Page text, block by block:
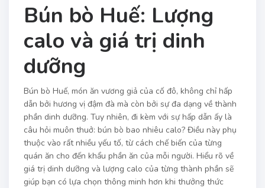
Bún bò Huế: Lượng
calo và giá trị dinh
dưỡng
Bún bò Huế, món ăn vương giả của cố đô, không chỉ hấp
dẫn bởi hương vị đậm đà mà còn bởi sự đa dạng về thành
phần dinh dưỡng. Tuy nhiên, đi kèm với sự hấp dẫn ấy là
câu hỏi muôn thuở: bún bò bao nhiêu calo? Điều này phụ
thuộc vào rất nhiều yếu tố, từ cách chế biến của từng
quán ăn cho đến khẩu phần ăn của mỗi người. Hiểu rõ về
giá trị dinh dưỡng và lượng calo của từng thành phần sẽ
giúp bạn có lựa chọn thông minh hơn khi thưởng thức